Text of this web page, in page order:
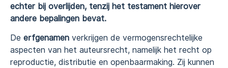
echter bij overlijden, tenzij het testament hierover
andere bepalingen bevat.
De erfgenamen verkrijgen de vermogensrechtelijke
aspecten van het auteursrecht, namelijk het recht op
reproductie, distributie en openbaarmaking. Zij kunnen